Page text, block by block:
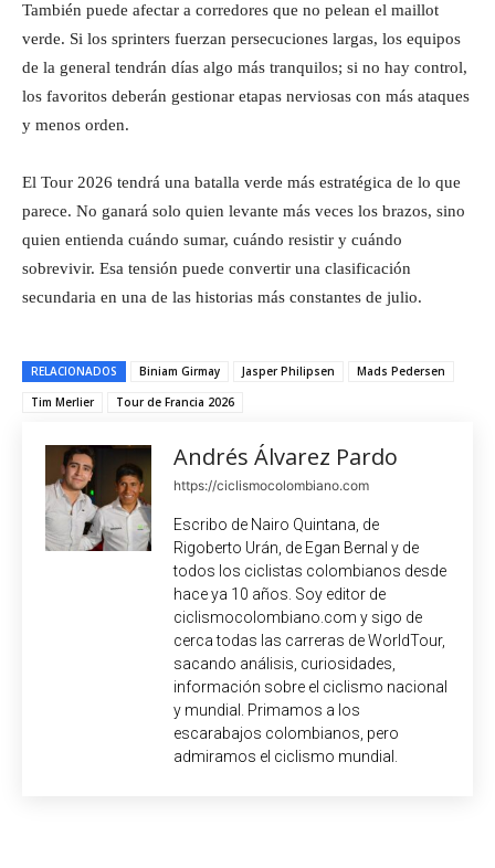
También puede afectar a corredores que no pelean el maillot
verde. Si los sprinters fuerzan persecuciones largas, los equipos
de la general tendrán días algo más tranquilos; si no hay control,
los favoritos deberán gestionar etapas nerviosas con más ataques
y menos orden.
El Tour 2026 tendrá una batalla verde más estratégica de lo que
parece. No ganará solo quien levante más veces los brazos, sino
quien entienda cuándo sumar, cuándo resistir y cuándo
sobrevivir. Esa tensión puede convertir una clasificación
secundaria en una de las historias más constantes de julio.
RELACIONADOS Biniam Girmay Jasper Philipsen
Mads Pedersen
Tim Merlier
Tour de Francia 2026
Andrés Álvarez Pardo
https://ciclismocolombiano.com
Escribo de Nairo Quintana, de
Rigoberto Urán, de Egan Bernal y de
todos los ciclistas colombianos desde
hace ya 10 años. Soy editor de
ciclismocolombiano.com y sigo de
cerca todas las carreras de WorldTour,
sacando análisis, curiosidades,
información sobre el ciclismo nacional
y mundial. Primamos a los
escarabajos colombianos, pero
admiramos el ciclismo mundial.